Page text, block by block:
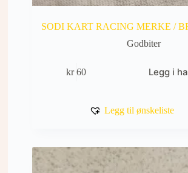
SODI KART RACING MERKE /
Godbiter
kr60 Legg i
Legg til ønskeliste